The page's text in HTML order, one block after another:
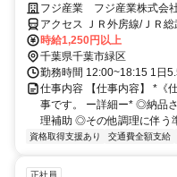
フジ産業 フジ産業株式会
アクセス ＪＲ外房線/ＪＲ
ＪＲ総武本線 誉田南口徒歩
入口1徒歩約48分
時給1,250円以上
千葉県千葉市緑区
勤務時間 12:00~18:15 1日
仕事内容 【仕事内容】 *《
事です。 ー詳細ー* ◎納品
理補助 ◎その他調理に伴う
資格取得支援あり 交通費全額支給